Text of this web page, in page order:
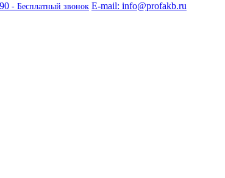
- Бесплатный звонок E-mail: info@profakb.ru